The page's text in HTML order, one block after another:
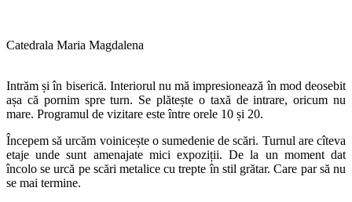
Catedrala Maria Magdalena
Intrăm și în biserică. Interiorul nu mă impresionează în mod deosebit
așa că pornim spre turn. Se plătește o taxă de intrare, oricum nu
mare. Programul de vizitare este între orele 10 și 20.
Începem să urcăm voinicește o sumedenie de scări. Turnul are cîteva
etaje unde sunt amenajate mici expoziții. De la un moment dat
încolo se urcă pe scări metalice cu trepte în stil grătar. Care par să nu
se mai termine.